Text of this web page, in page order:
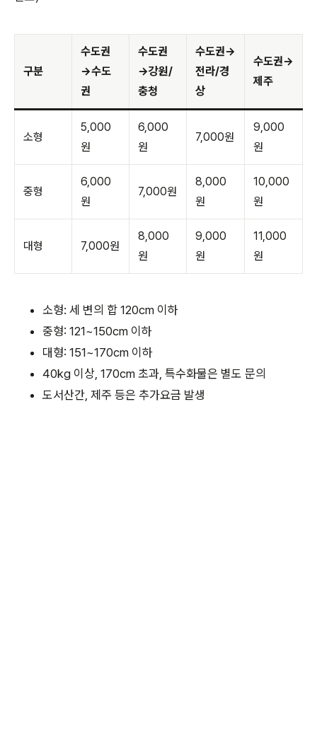
구분
수도권
→수도
권
수도권
→강원/
충청
수도권→
전라/경
상
수도권→
제주
소형
5,000
원
6,000
원
7,000원
9,000
원
중형
6,000
원
7,000원
8,000
원
10,000
원
대형 7,000원
8,000
원
9,000
원
11,000
원
소형: 세 변의 합 120cm 이하
중형: 121~150cm 이하
대형: 151~170cm 이하
40kg 이상, 170cm 초과, 특수화물은 별도 문의
도서산간, 제주 등은 추가요금 발생